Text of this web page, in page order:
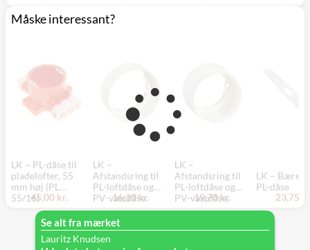
Måske interessant?
LK – PL-dåse til
pladelofter, 55
mm høj (PL
55/16)45,00 kr.
LK –
Afstandsring til
PL-loftdåse og
PV-vægdåse,
udligner fra 6 til
26 mm
16,10 kr.
LK –
Afstandsring til
PL-loftdåse og
PV-vægdåse,
udligner fra 30 til
19,70 kr.
LK –
PL-dåse
23,75
Se alt fra mærket
Lauritz Knudsen